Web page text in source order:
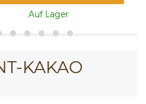
Auf Lager
KAKAO